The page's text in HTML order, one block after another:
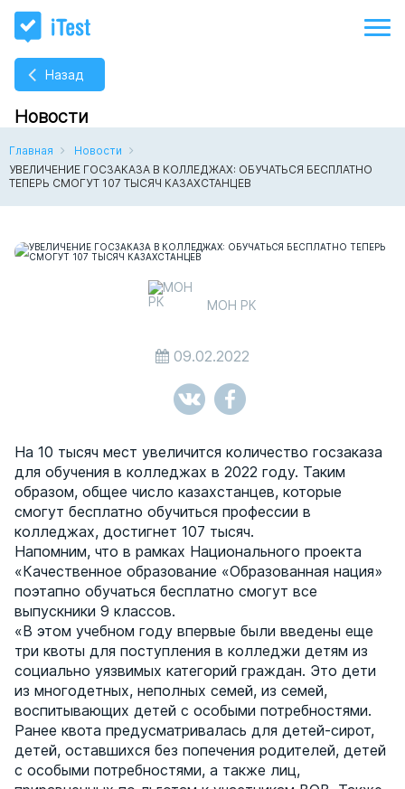
Назад
Новости
Главная
Новости
УВЕЛИЧЕНИЕ ГОСЗАКАЗА В КОЛЛЕДЖАХ: ОБУЧАТЬСЯ БЕСПЛАТНО
ТЕПЕРЬ СМОГУТ 107 ТЫСЯЧ КАЗАХСТАНЦЕВ
МОН РК
09.02.2022
На 10 тысяч мест увеличится количество госзаказа
для обучения в колледжах в 2022 году. Таким
образом, общее число казахстанцев, которые
смогут бесплатно обучиться профессии в
колледжах, достигнет 107 тысяч.
Напомним, что в рамках Национального проекта
«Качественное образование «Образованная нация»
поэтапно обучаться бесплатно смогут все
выпускники 9 классов.
«В этом учебном году впервые были введены еще
три квоты для поступления в колледжи детям из
социально уязвимых категорий граждан. Это дети
из многодетных, неполных семей, из семей,
воспитывающих детей с особыми потребностями.
Ранее квота предусматривалась для детей-сирот,
детей, оставшихся без попечения родителей, детей
с особыми потребностями, а также лиц,